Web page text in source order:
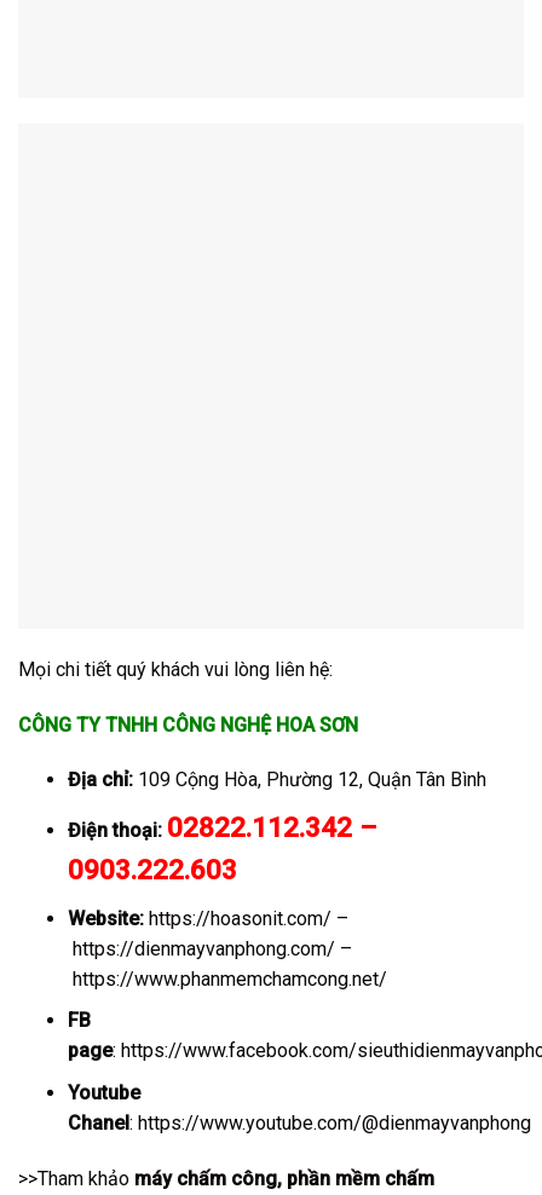
Mọi chi tiết quý khách vui lòng liên hệ:
CÔNG TY TNHH CÔNG NGHỆ HOA SƠN
Địa chỉ:109 Cộng Hòa, Phường 12, Quận Tân Bình
Điện thoại: 02822.112.342 –
0903.222.603
Website: https://hoasonit.com/ –
https://dienmayvanphong.com/ –
https://www.phanmemchamcong.net/
FB
page: https://www.facebook.com/
Youtube
Chanel: https://www.youtube.com/@dienmayvanphong
>>Tham khảo máy chấm công, phần mềm chấm